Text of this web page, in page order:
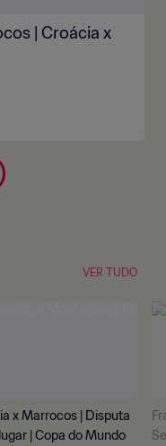
| Croácia x
VER TUDO
x Marrocos | Disputa
| Copa do Mundo